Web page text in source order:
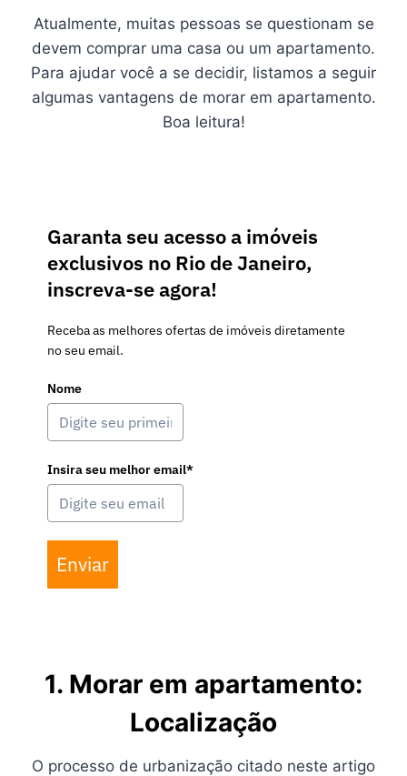
Atualmente, muitas pessoas se questionam se
devem comprar uma casa ou um apartamento.
Para ajudar você a se decidir, listamos a seguir
algumas vantagens de morar em apartamento.
Boa leitura!
Garanta seu acesso a imóveis
exclusivos no Rio de Janeiro,
inscreva-se agora!
Receba as melhores ofertas de imóveis diretamente
no seu email.
Nome
Insira seu melhor email*
Enviar
1. Morar em apartamento:
Localização
O processo de urbanização citado neste artigo